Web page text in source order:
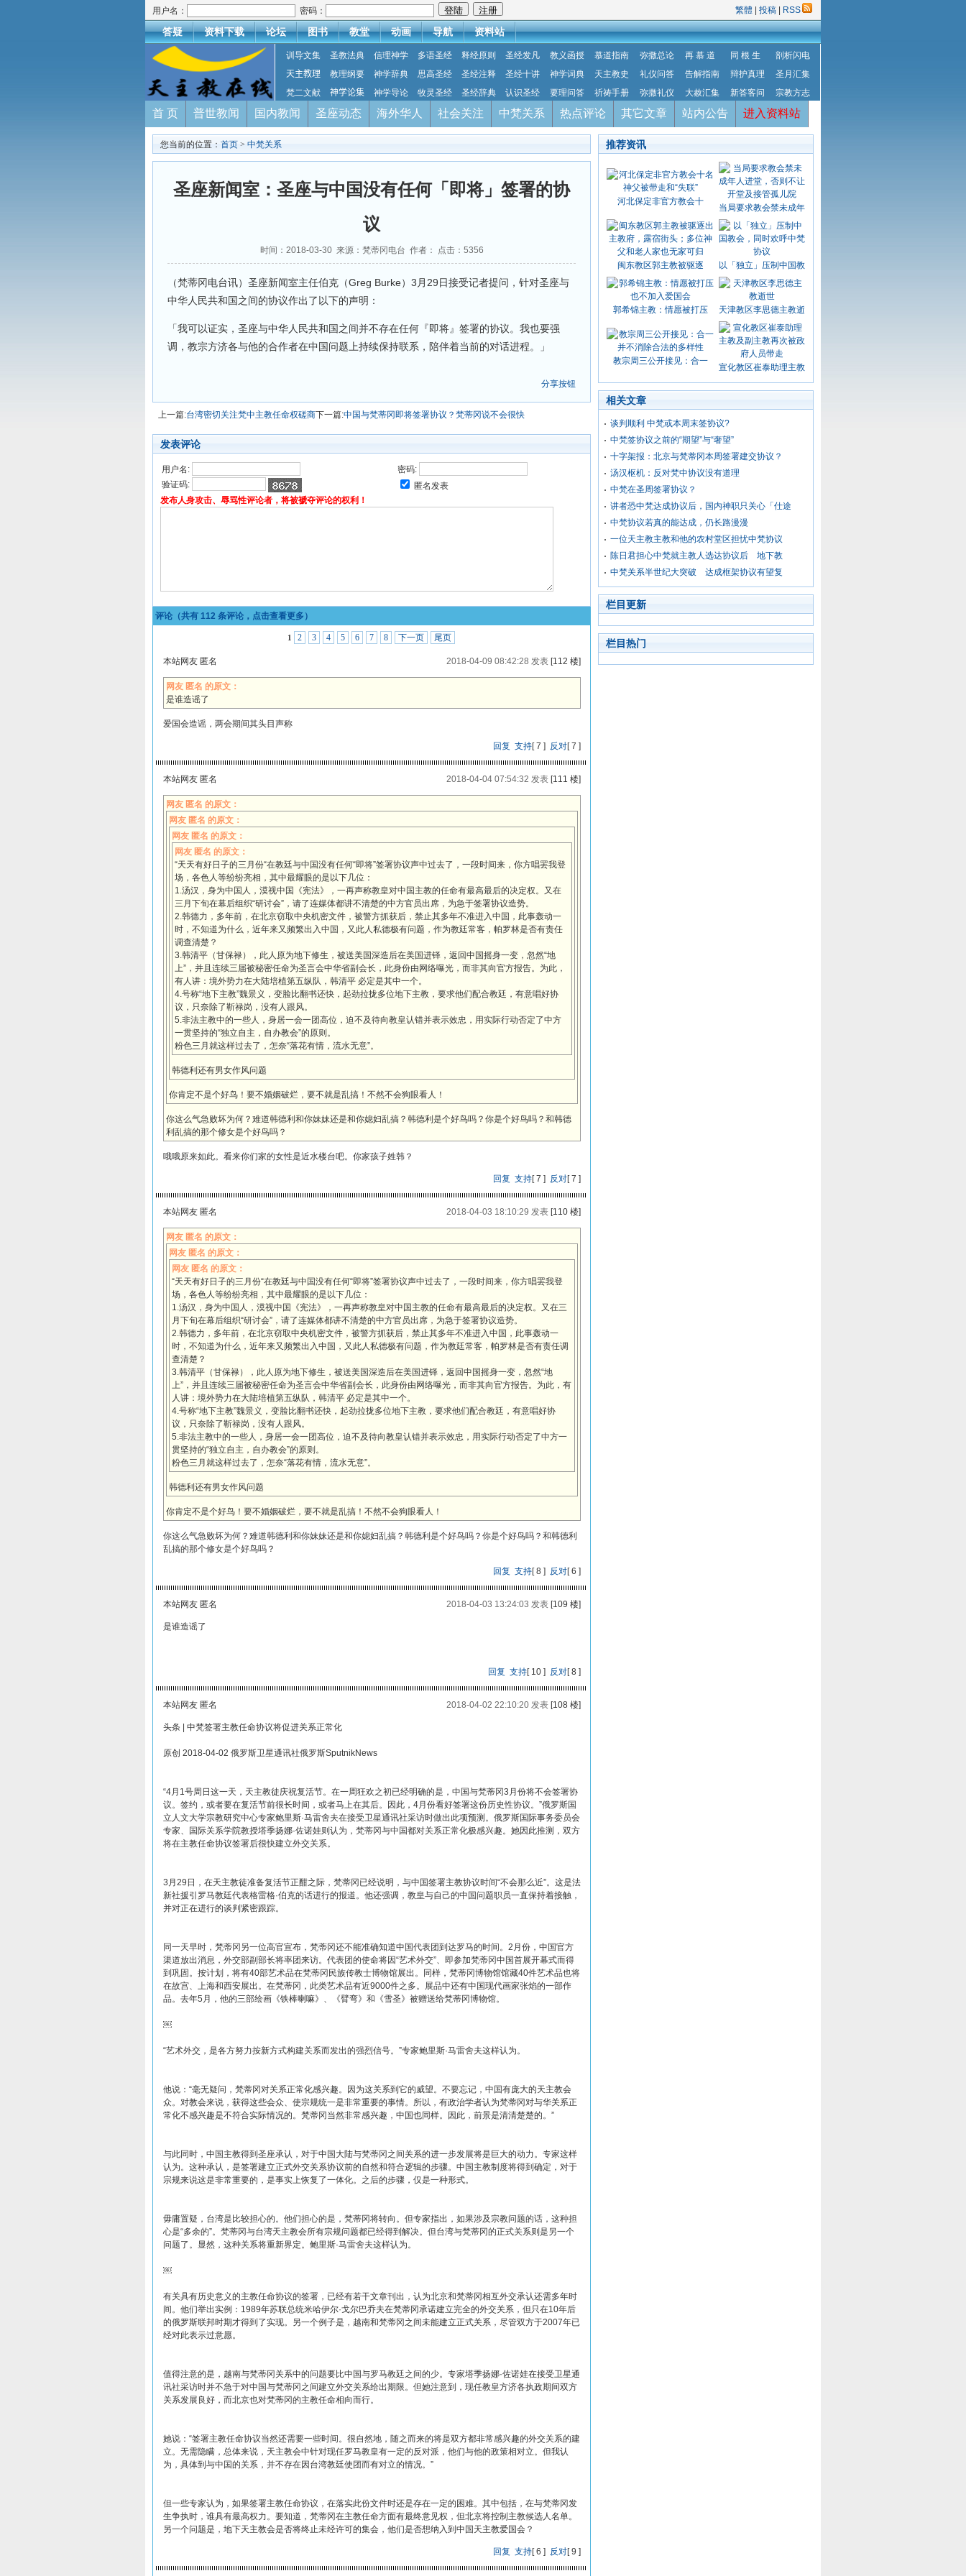
用户名： 密码： 繁體 投稿 RSS
答疑 资料下载 论坛 图书 教堂 动画 导航 资料站
训导文集 圣教法典 信理神学 多语圣经 释经原则 圣经发凡 教义函授 慕道指南 弥撒总论 再 慕 道 同 根 生
剖析闪电
天主教理
教理纲要 神学辞典 思高圣经 圣经注释 圣经十讲 神学词典 天主教史 礼仪问答 告解指南 辩护真理
圣月汇集
梵二文献
神学论集 神学导论 牧灵圣经 圣经辞典 认识圣经 要理问答 祈祷手册 弥撒礼仪 大赦汇集 新答客问 宗教方志
首 页 普世教闻 国内教闻 圣座动态 海外华人 社会关注 中梵关系 热点评论 其它文章 站内公告 进入资料站
您当前的位置： 首页 > 中梵关系
圣座新闻室：圣座与中国没有任何「即将」签署的协
议
时间：2018-03-30 来源：梵蒂冈电台 作者： 点击： 5356
（梵蒂冈电台讯）圣座新闻室主任伯克（Greg Burke）3月29日接受记者提问，针对圣座与
中华人民共和国之间的协议作出了以下的声明：
「我可以证实，圣座与中华人民共和国之间并不存在任何『即将』签署的协议。我也要强
调，教宗方济各与他的合作者在中国问题上持续保持联系，陪伴着当前的对话进程。」
分享按钮
上一篇:台湾密切关注梵中主教任命权磋商下一篇:中国与梵蒂冈即将签署协议？梵蒂冈说不会很快
发表评论
用户名:
密码:
验证码:
匿名发表
发布人身攻击、辱骂性评论者，将被褫夺评论的权利！
评论（共有 112 条评论，点击查看更多）
1 2 3 4 5 6 7 8 下一页 尾页
本站网友 匿名 2018-04-09 08:42:28 发表[112 楼]
网友 匿名 的原文：
是谁造谣了
爱国会造谣，两会期间其头目声称
回复 支持[7 ] 反对[7 ]
本站网友 匿名 2018-04-04 07:54:32 发表[111 楼]
网友 匿名 的原文：
网友 匿名 的原文：
网友 匿名 的原文：
网友 匿名 的原文：
“天天有好日子的三月份“在教廷与中国没有任何“即将”签署协议声中过去了，一段时间来，你方唱罢我登
场，各色人等纷纷亮相，其中最耀眼的是以下几位：
1.汤汉，身为中国人，漠视中国《宪法》，一再声称教皇对中国主教的任命有最高最后的决定权。又在
三月下旬在幕后组织“研讨会”，请了连媒体都讲不清楚的中方官员出席，为急于签署协议造势。
2.韩德力，多年前，在北京窃取中央机密文件，被警方抓获后，禁止其多年不准进入中国，此事轰动一
时，不知道为什么，近年来又频繁出入中国，又此人私德极有问题，作为教廷常客，帕罗林是否有责任
调查清楚？
3.韩清平（甘保禄），此人原为地下修生，被送美国深造后在美国进铎，返回中国摇身一变，忽然“地
上”，并且连续三届被秘密任命为圣言会中华省副会长，此身份由网络曝光，而非其向官方报告。为此，
有人讲：境外势力在大陆培植第五纵队，韩清平 必定是其中一个。
4.号称“地下主教”魏景义，变脸比翻书还快，起劲拉拢多位地下主教，要求他们配合教廷，有意唱好协
议，只奈除了靳禄岗，没有人跟风。
5.非法主教中的一些人，身居一会一团高位，迫不及待向教皇认错并表示效忠，用实际行动否定了中方
一贯坚持的“独立自主，自办教会”的原则。
粉色三月就这样过去了，怎奈“落花有情，流水无意”。
韩德利还有男女作风问题
你肯定不是个好鸟！要不婚姻破烂，要不就是乱搞！不然不会狗眼看人！
你这么气急败坏为何？难道韩德利和你妹妹还是和你媳妇乱搞？韩德利是个好鸟吗？你是个好鸟吗？和韩德
利乱搞的那个修女是个好鸟吗？
哦哦原来如此。看来你们家的女性是近水楼台吧。你家孩子姓韩？
回复 支持[7 ] 反对[7 ]
本站网友 匿名 2018-04-03 18:10:29 发表[110 楼]
网友 匿名 的原文：
网友 匿名 的原文：
网友 匿名 的原文：
“天天有好日子的三月份“在教廷与中国没有任何“即将”签署协议声中过去了，一段时间来，你方唱罢我登
场，各色人等纷纷亮相，其中最耀眼的是以下几位：
1.汤汉，身为中国人，漠视中国《宪法》，一再声称教皇对中国主教的任命有最高最后的决定权。又在三
月下旬在幕后组织“研讨会”，请了连媒体都讲不清楚的中方官员出席，为急于签署协议造势。
2.韩德力，多年前，在北京窃取中央机密文件，被警方抓获后，禁止其多年不准进入中国，此事轰动一
时，不知道为什么，近年来又频繁出入中国，又此人私德极有问题，作为教廷常客，帕罗林是否有责任调
查清楚？
3.韩清平（甘保禄），此人原为地下修生，被送美国深造后在美国进铎，返回中国摇身一变，忽然“地
上”，并且连续三届被秘密任命为圣言会中华省副会长，此身份由网络曝光，而非其向官方报告。为此，有
人讲：境外势力在大陆培植第五纵队，韩清平 必定是其中一个。
4.号称“地下主教”魏景义，变脸比翻书还快，起劲拉拢多位地下主教，要求他们配合教廷，有意唱好协
议，只奈除了靳禄岗，没有人跟风。
5.非法主教中的一些人，身居一会一团高位，迫不及待向教皇认错并表示效忠，用实际行动否定了中方一
贯坚持的“独立自主，自办教会”的原则。
粉色三月就这样过去了，怎奈“落花有情，流水无意”。
韩德利还有男女作风问题
你肯定不是个好鸟！要不婚姻破烂，要不就是乱搞！不然不会狗眼看人！
你这么气急败坏为何？难道韩德利和你妹妹还是和你媳妇乱搞？韩德利是个好鸟吗？你是个好鸟吗？和韩德利
乱搞的那个修女是个好鸟吗？
回复 支持[8 ] 反对[6 ]
本站网友 匿名 2018-04-03 13:24:03 发表[109 楼]
是谁造谣了
回复 支持[10 ] 反对[8 ]
本站网友 匿名 2018-04-02 22:10:20 发表[108 楼]
头条 | 中梵签署主教任命协议将促进关系正常化
原创 2018-04-02 俄罗斯卫星通讯社俄罗斯SputnikNews
“4月1号周日这一天，天主教徒庆祝复活节。在一周狂欢之初已经明确的是，中国与梵蒂冈3月份将不会签署协
议。签约，或者要在复活节前很长时间，或者马上在其后。因此，4月份看好签署这份历史性协议。”俄罗斯国
立人文大学宗教研究中心专家鲍里斯·马雷舍夫在接受卫星通讯社采访时做出此项预测。俄罗斯国际事务委员会
专家、国际关系学院教授塔季扬娜·佐诺娃则认为，梵蒂冈与中国都对关系正常化极感兴趣。她因此推测，双方
将在主教任命协议签署后很快建立外交关系。
3月29日，在天主教徒准备复活节正酣之际，梵蒂冈已经说明，与中国签署主教协议时间“不会那么近”。这是法
新社援引罗马教廷代表格雷格·伯克的话进行的报道。他还强调，教皇与自己的中国问题职员一直保持着接触，
并对正在进行的谈判紧密跟踪。
同一天早时，梵蒂冈另一位高官宣布，梵蒂冈还不能准确知道中国代表团到达罗马的时间。2月份，中国官方
渠道放出消息，外交部副部长将率团来访。代表团的使命将因“艺术外交”、即参加梵蒂冈中国首展开幕式而得
到巩固。按计划，将有40部艺术品在梵蒂冈民族传教士博物馆展出。同样，梵蒂冈博物馆馆藏40件艺术品也将
在故宫、上海和西安展出。在梵蒂冈，此类艺术品有近9000件之多。展品中还有中国现代画家张焰的一部作
品。去年5月，他的三部绘画《铁棒喇嘛》、《臂弯》和《雪圣》被赠送给梵蒂冈博物馆。
￼
“艺术外交，是各方努力按新方式构建关系而发出的强烈信号。”专家鲍里斯·马雷舍夫这样认为。
他说：“毫无疑问，梵蒂冈对关系正常化感兴趣。因为这关系到它的威望。不要忘记，中国有庞大的天主教会
众。对教会来说，获得这些会众、使宗规统一是非常重要的事情。所以，有政治学者认为梵蒂冈对与华关系正
常化不感兴趣是不符合实际情况的。梵蒂冈当然非常感兴趣，中国也同样。因此，前景是清清楚楚的。”
与此同时，中国主教得到圣座承认，对于中国大陆与梵蒂冈之间关系的进一步发展将是巨大的动力。专家这样
认为。这种承认，是签署建立正式外交关系协议前的自然和符合逻辑的步骤。中国主教制度将得到确定，对于
宗规来说这是非常重要的，是事实上恢复了一体化。之后的步骤，仅是一种形式。
毋庸置疑，台湾是比较担心的。他们担心的是，梵蒂冈将转向。但专家指出，如果涉及宗教问题的话，这种担
心是“多余的”。梵蒂冈与台湾天主教会所有宗规问题都已经得到解决。但台湾与梵蒂冈的正式关系则是另一个
问题了。显然，这种关系将重新界定。鲍里斯·马雷舍夫这样认为。
￼
有关具有历史意义的主教任命协议的签署，已经有若干文章刊出，认为北京和梵蒂冈相互外交承认还需多年时
间。他们举出实例：1989年苏联总统米哈伊尔·戈尔巴乔夫在梵蒂冈承诺建立完全的外交关系，但只在10年后
的俄罗斯联邦时期才得到了实现。另一个例子是，越南和梵蒂冈之间未能建立正式关系，尽管双方于2007年已
经对此表示过意愿。
值得注意的是，越南与梵蒂冈关系中的问题要比中国与罗马教廷之间的少。专家塔季扬娜·佐诺娃在接受卫星通
讯社采访时并不急于对中国与梵蒂冈之间建立外交关系给出期限。但她注意到，现任教皇方济各执政期间双方
关系发展良好，而北京也对梵蒂冈的主教任命相向而行。
她说：“签署主教任命协议当然还需要一些时间。很自然地，随之而来的将是双方都非常感兴趣的外交关系的建
立。无需隐瞒，总体来说，天主教会中针对现任罗马教皇有一定的反对派，他们与他的政策相对立。但我认
为，具体到与中国的关系，并不存在因台湾教廷使团而有对立的情况。”
但一些专家认为，如果签署主教任命协议，在落实此份文件时还是存在一定的困难。其中包括，在与梵蒂冈发
生争执时，谁具有最高权力。要知道，梵蒂冈在主教任命方面有最终意见权，但北京将控制主教候选人名单。
另一个问题是，地下天主教会是否将终止未经许可的集会，他们是否想纳入到中国天主教爱国会？
回复 支持[6 ] 反对[9 ]
推荐资讯
河北保定非官方教会十
当局要求教会禁未成年
闽东教区郭主教被驱逐 以「独立」压制中国教
郭希锦主教：情愿被打压 天津教区李思德主教逝
教宗周三公开接见：合一
宣化教区崔泰助理主教
相关文章
谈判顺利 中梵或本周末签协议?
中梵签协议之前的“期望”与“奢望”
十字架报：北京与梵蒂冈本周签署建交协议？
汤汉枢机：反对梵中协议没有道理
中梵在圣周签署协议？
讲者恐中梵达成协议后，国内神职只关心「仕途
中梵协议若真的能达成，仍长路漫漫
一位天主教主教和他的农村堂区担忧中梵协议
陈日君担心中梵就主教人选达协议后 地下教
中梵关系半世纪大突破 达成框架协议有望复
栏目更新
栏目热门